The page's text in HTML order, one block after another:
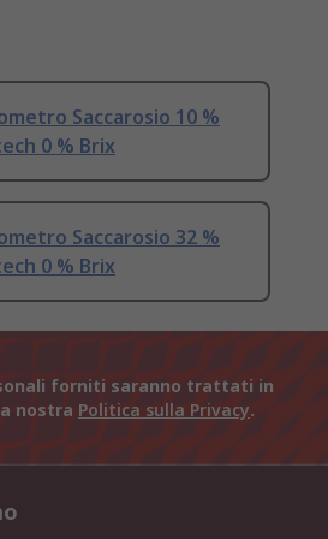
Saccarosio 10 %
0 % Brix
Saccarosio 32 %
0 % Brix
forniti saranno trattati in
nostra Politica sulla Privacy.